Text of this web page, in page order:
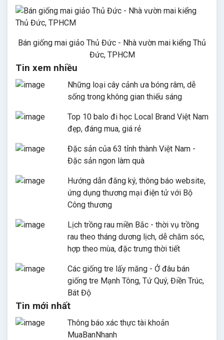
Bán giống mai giảo Thủ Đức - Nhà vườn mai kiểng Thủ
Đức, TPHCM
Tin xem nhiều
Những loại cây cảnh ưa bóng râm, dễ
sống trong không gian thiếu sáng
Top 10 balo đi học Local Brand Việt Nam
đẹp, đáng mua, giá rẻ
Đặc sản của 63 tỉnh thành Việt Nam -
Đặc sản ngon làm quà
Hướng dẫn đăng ký, thông báo website,
ứng dụng thương mại điện tử với Bộ
Công thương
Lịch trồng rau miền Bắc - thời vụ trồng
rau theo tháng dương lịch, dễ chăm sóc,
hợp theo mùa, đặc trưng thời tiết
Các giống tre lấy măng - Ở đâu bán
giống tre Mạnh Tông, Tứ Quý, Điền Trúc,
Bát Độ
Tin mới nhất
Thông báo xác thực tài khoản
MuaBanNhanh